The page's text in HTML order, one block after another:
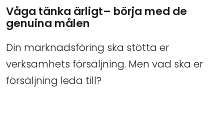
Våga tänka ärligt– börja med de
genuina målen
Din marknadsföring ska stötta er
verksamhets försäljning. Men vad ska er
försäljning leda till?